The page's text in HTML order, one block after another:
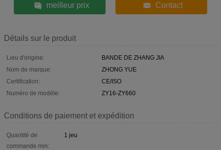
meilleur prix Contact
Détails sur le produit
Lieu d'origine:
BANDE DE ZHANG JIA
Nom de marque:
ZHONG YUE
Certification:
CE/ISO
Numéro de modèle:
ZY16-ZY660
Conditions de paiement et expédition
Quantité de
commande min:
1 jeu